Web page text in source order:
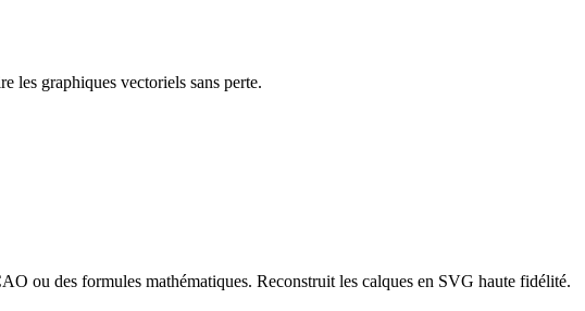
les graphiques vectoriels sans perte.
ou des formules mathématiques. Reconstruit les calques en SVG haute fidélité.